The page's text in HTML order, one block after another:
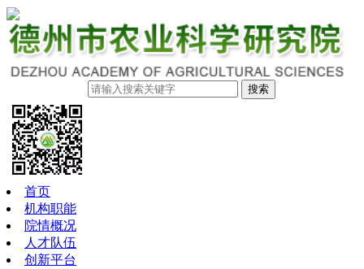
搜索
首页
机构职能
院情概况
人才队伍
创新平台